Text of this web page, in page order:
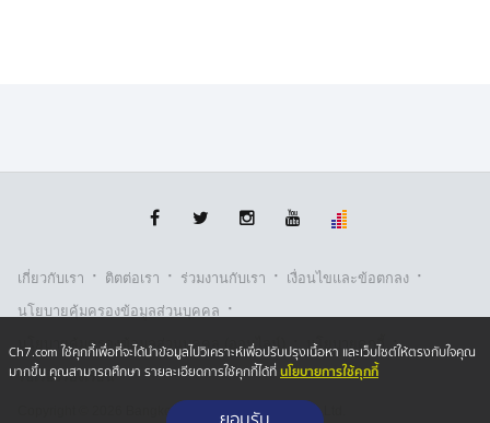
เกี่ยวกับเรา · ติตต่อเรา · ร่วมงานกับเรา · เงื่อนไขและข้อตกลง ·
นโยบายคุ้มครองข้อมูลส่วนบุคคล ·
นโยบายคุ้มครองข้อมูลส่วนบุคคล (ออนไลน์) · นโยบายคุกกี้ ·
รับเรื่องร้องเรียน
Copyright © 2026 Bangkok Broadcasting & T.V. Co.,Ltd.
Ch7.com ใช้คุกกี้เพื่อที่จะได้นำข้อมูลไปวิเคราะห์เพื่อปรับปรุงเนื้อหา และเว็บไซต์ให้ตรงกับใจคุณ
มากขึ้น คุณสามารถศึกษา รายละเอียดการใช้คุกกี้ได้ที่นโยบายการใช้คุกกี้